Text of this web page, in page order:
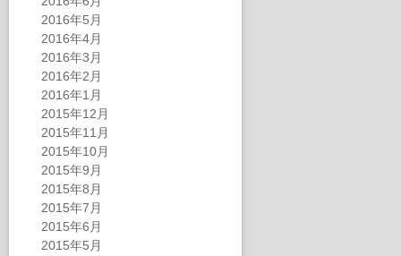
2016年5月
2016年4月
2016年3月
2016年2月
2016年1月
2015年12月
2015年11月
2015年10月
2015年9月
2015年8月
2015年7月
2015年6月
2015年5月